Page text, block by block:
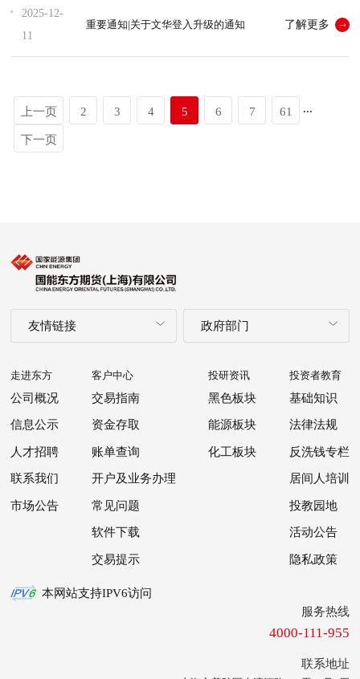
2025-12-
11
重要通知|关于文华登入升级的通知 了解更多
上一页 2 3 4 5 6 7 ...
61
下一页
友情链接 政府部门
走进东方
公司概况
信息公示
人才招聘
联系我们
市场公告
客户中心
交易指南
资金存取
账单查询
开户及业务办理
常见问题
软件下载
交易提示
投研资讯
黑色板块
能源板块
化工板块
投资者教育
基础知识
法律法规
反洗钱专栏
居间人培训
投教园地
活动公告
隐私政策
本网站支持IPV6访问
服务热线
4000-111-955
联系地址